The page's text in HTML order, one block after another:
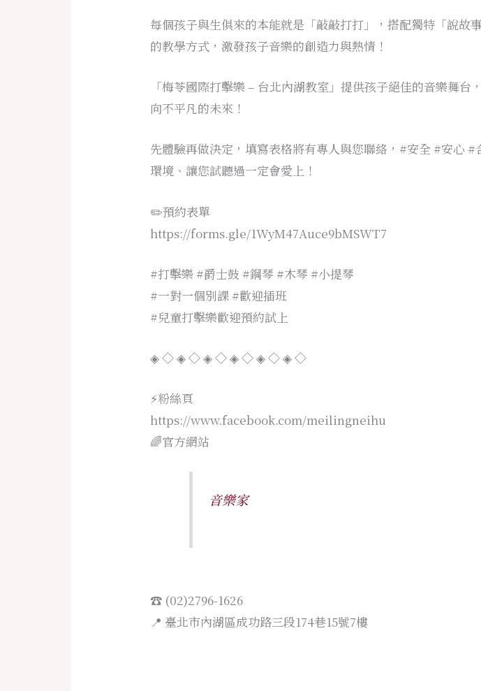
每個孩子與生俱來的本能就是「敲敲打打」，搭配獨特「說故事
的教學方式，激發孩子音樂的創造力與熱情！
「梅苓國際打擊樂 – 台北內湖教室」提供孩子絕佳的音樂舞台
向不平凡的未來！
先體驗再做決定，填寫表格將有專人與您聯絡，#安全 #安心 #
環境、讓您試聽過一定會愛上！
✏️預約表單
https://forms.gle/1WyM47Auce9bMSWT7
#打擊樂 #爵士鼓 #鋼琴 #木琴 #小提琴
#一對一個別課 #歡迎插班
#兒童打擊樂歡迎預約試上
◈ ◇ ◈ ◇ ◈ ◇ ◈ ◇ ◈ ◇ ◈ ◇
⚡️粉絲頁
https://www.facebook.com/meilingneihu
🌈官方網站
音樂家
☎️ (02)2796-1626
📍 臺北市內湖區成功路三段174巷15號7樓